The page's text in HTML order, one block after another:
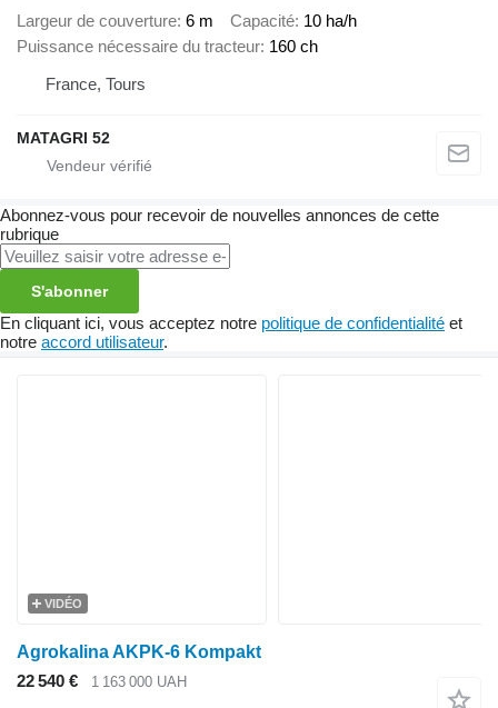
Largeur de couverture 6 m Capacité 10 ha/h
Puissance nécessaire du tracteur 160 ch
France, Tours
MATAGRI 52
Abonnez-vous pour recevoir de nouvelles annonces de cette
rubrique
S'abonner
En cliquant ici, vous acceptez notre politique de confidentialité et
notre accord utilisateur.
VIDÉO
Agrokalina AKPK-6 Kompakt
22 540 €
1 163 000 UAH